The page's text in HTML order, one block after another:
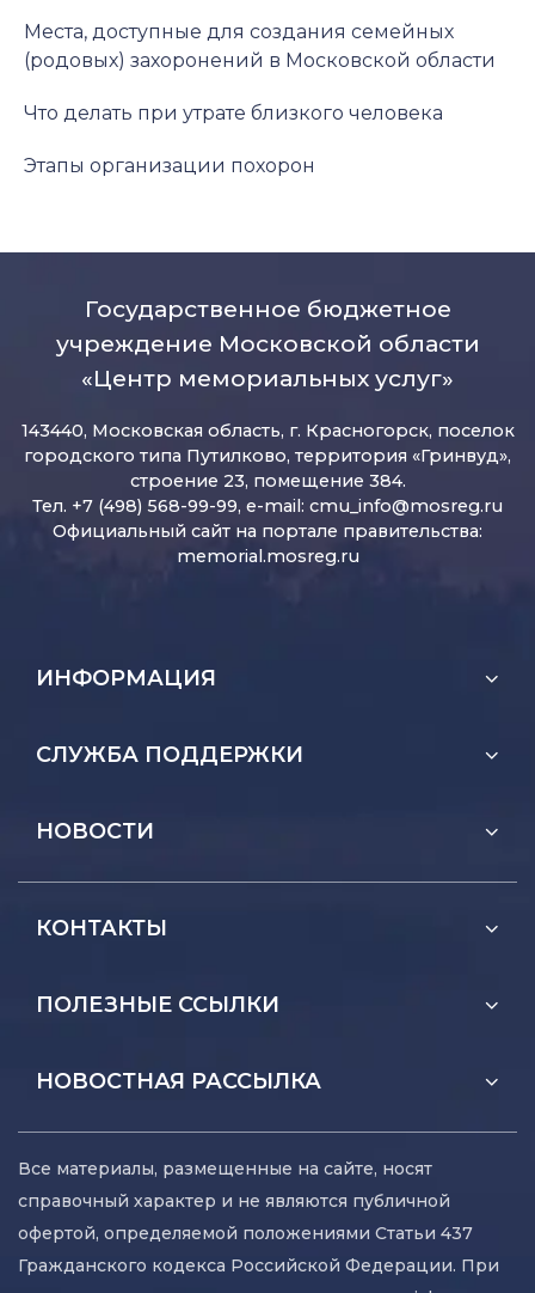
Места, доступные для создания семейных
(родовых) захоронений в Московской области
Что делать при утрате близкого человека
Этапы организации похорон
Государственное бюджетное
учреждение Московской области
«Центр мемориальных услуг»
143440, Московская область, г. Красногорск, поселок
городского типа Путилково, территория «Гринвуд»,
строение 23, помещение 384.
Тел. +7 (498) 568-99-99, e-mail: cmu_info@mosreg.ru
Официальный сайт на портале правительства:
memorial.mosreg.ru
ИНФОРМАЦИЯ
СЛУЖБА ПОДДЕРЖКИ
НОВОСТИ
КОНТАКТЫ
ПОЛЕЗНЫЕ ССЫЛКИ
НОВОСТНАЯ РАССЫЛКА
Все материалы, размещенные на сайте, носят
справочный характер и не являются публичной
офертой, определяемой положениями Статьи 437
Гражданского кодекса Российской Федерации. При